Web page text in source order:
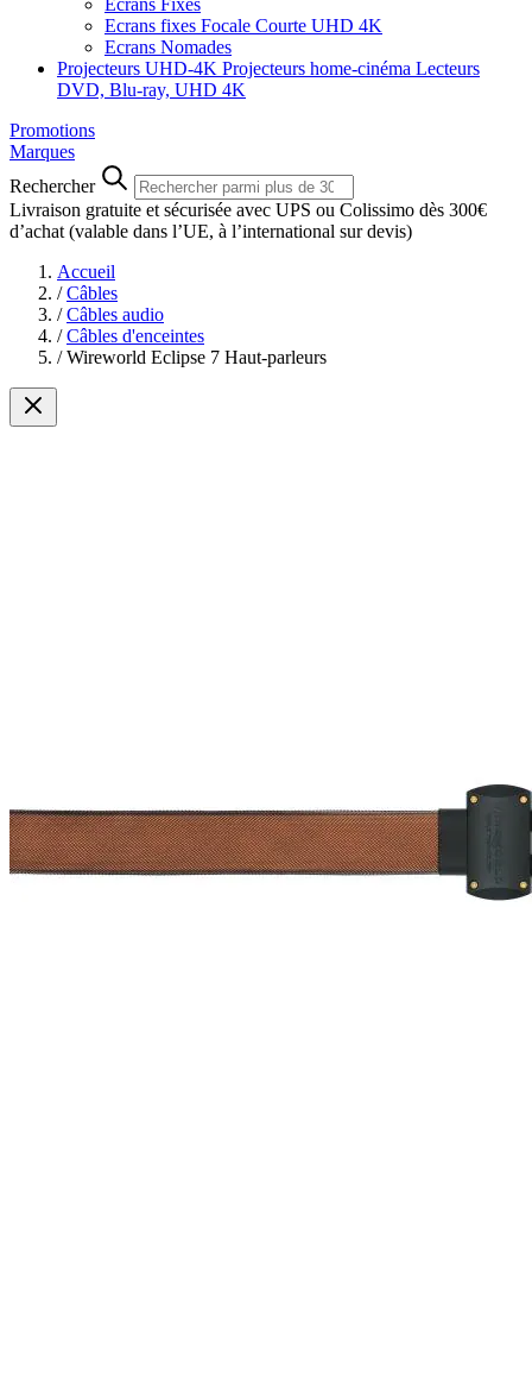
Ecrans Fixes
Ecrans fixes Focale Courte UHD 4K
Ecrans Nomades
Projecteurs UHD-4K Projecteurs home-cinéma Lecteurs
DVD, Blu-ray, UHD 4K
Promotions
Marques
Rechercher
Livraison gratuite et sécurisée avec UPS ou Colissimo dès 300€
d’achat (valable dans l’UE, à l’international sur devis)
Accueil
/ Câbles
/ Câbles audio
/ Câbles d'enceintes
/ Wireworld Eclipse 7 Haut-parleurs